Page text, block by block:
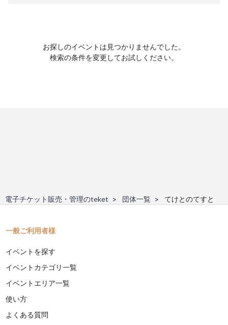
お探しのイベントは見つかりませんでした。
検索の条件を変更してお試しください。
電子チケット販売・管理のteket 団体一覧 てけとのてすと
一般ご利用者様
イベントを探す
イベントカテゴリ一覧
イベントエリア一覧
使い方
よくある質問